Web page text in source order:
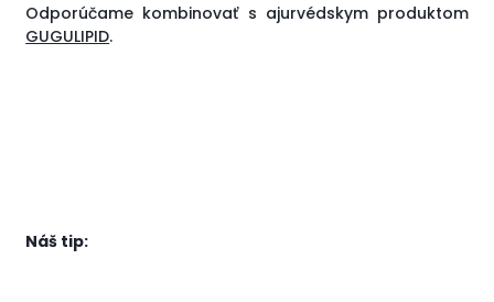
Odporúčame kombinovať s ajurvédskym produktom
GUGULIPID.
Náš tip: